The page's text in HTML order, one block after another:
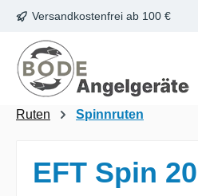
Hauptinhalt springen
Zur Suche springen
Zur Hauptnavigation springen
Versandkostenfrei ab 100 €
Ruten Spinnruten
EFT Spin